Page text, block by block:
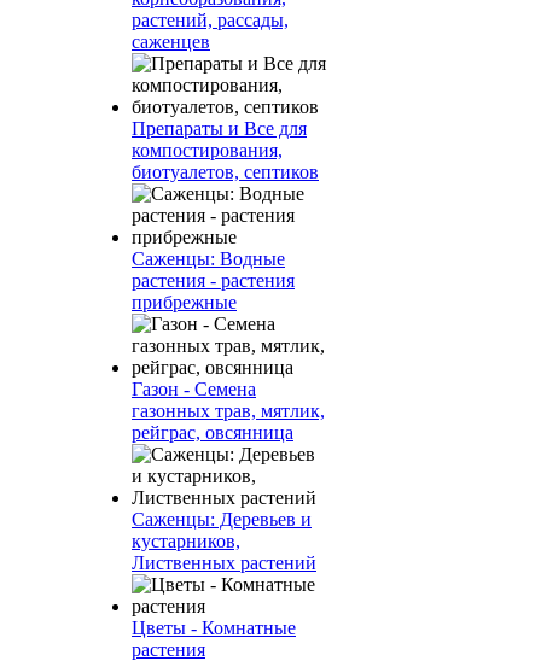
растений, рассады,
саженцев
Препараты и Все для
компостирования,
биотуалетов, септиков
Саженцы: Водные
растения - растения
прибрежные
Газон - Семена
газонных трав, мятлик,
рейграс, овсянница
Саженцы: Деревьев и
кустарников,
Лиственных растений
Цветы - Комнатные
растения